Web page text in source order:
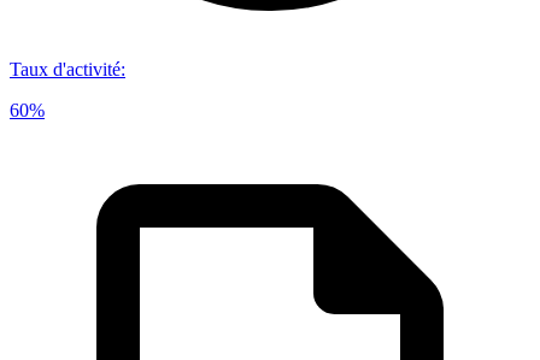
Taux d'activité:
60%